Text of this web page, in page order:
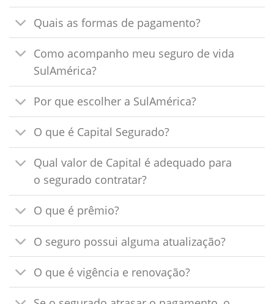
Quais as formas de pagamento?
Como acompanho meu seguro de vida
SulAmérica?
Por que escolher a SulAmérica?
O que é Capital Segurado?
Qual valor de Capital é adequado para
o segurado contratar?
O que é prêmio?
O seguro possui alguma atualização?
O que é vigência e renovação?